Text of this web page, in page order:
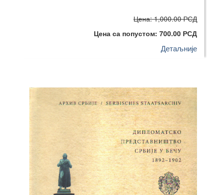
Цена: 1,000.00 РСД
Цена са попустом: 700.00 РСД
Детаљније